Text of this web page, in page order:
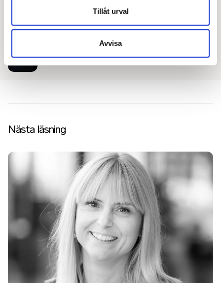
Tillåt urval
Avvisa
Nästa läsning